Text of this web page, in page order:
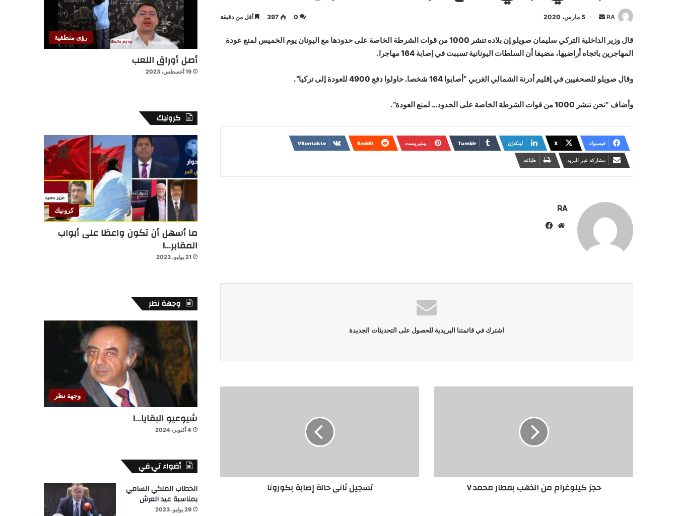
RA
أرسل
إلكترونيا
5 مارس، 2020 0
397 أقل من دقيقة
قال وزير الداخلية التركي سليمان صويلو إن بلاده تنشر 1000 من قوات الشرطة الخاصة على حدودها مع اليونان يوم الخميس لمنع عودة
المهاجرين باتجاه أراضيها، مضيفا أن السلطات اليونانية تسببت في إصابة 164 مهاجرا.
وقال صويلو للصحفيين في إقليم أدرنة الشمالي الغربي ”أصابوا 164 شخصا. حاولوا دفع 4900 للعودة إلى تركيا“.
وأضاف ”نحن ننشر 1000 من قوات الشرطة الخاصة على الحدود… لمنع العودة“.
فيسبوك X لينكدإن بينتيريست
مشاركة عبر البريد طباعة
RA
موقع
اشترك في قائمتنا البريدية للحصول على التحديثات الجديدة
حجز كيلوغرام من الذهب بمطار محمد V تسجيل ثاني حالة إصابة بكورونا
رؤى منطقية
أصل أوراق اللعب
19 أغسطس، 2023
كرونيك
كرونيك
ما أسهل أن تكون واعظا على أبواب
المقابر…!
21 يوليو، 2023
وجهة نظر
وجهة نظر
شيوعيو البقايا…!
4 أكتوبر، 2024
أضواء تي.في
الخطاب الملكي السامي
بمناسبة عيد العرش
29 يوليو، 2023